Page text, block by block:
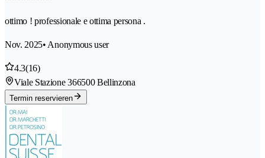
ottimo ! professionale e ottima persona .
Nov. 2025• Anonymous user
4.3(16)
Viale Stazione 366500 Bellinzona
Termin reservieren